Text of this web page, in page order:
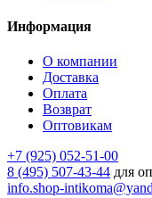
Информация
О компании
Доставка
Оплата
Возврат
Оптовикам
+7 (925) 052-51-00
8 (495) 507-43-44 для
info.shop-